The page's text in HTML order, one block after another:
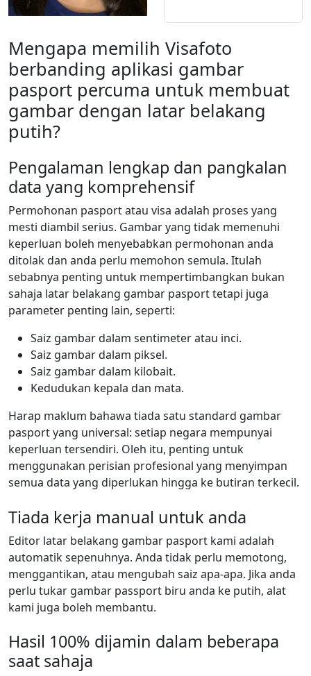
Mengapa memilih Visafoto
berbanding aplikasi gambar
pasport percuma untuk membuat
gambar dengan latar belakang
putih?
Pengalaman lengkap dan pangkalan
data yang komprehensif
Permohonan pasport atau visa adalah proses yang
mesti diambil serius. Gambar yang tidak memenuhi
keperluan boleh menyebabkan permohonan anda
ditolak dan anda perlu memohon semula. Itulah
sebabnya penting untuk mempertimbangkan bukan
sahaja latar belakang gambar pasport tetapi juga
parameter penting lain, seperti:
Saiz gambar dalam sentimeter atau inci.
Saiz gambar dalam piksel.
Saiz gambar dalam kilobait.
Kedudukan kepala dan mata.
Harap maklum bahawa tiada satu standard gambar
pasport yang universal: setiap negara mempunyai
keperluan tersendiri. Oleh itu, penting untuk
menggunakan perisian profesional yang menyimpan
semua data yang diperlukan hingga ke butiran terkecil.
Tiada kerja manual untuk anda
Editor latar belakang gambar pasport kami adalah
automatik sepenuhnya. Anda tidak perlu memotong,
menggantikan, atau mengubah saiz apa-apa. Jika anda
perlu tukar gambar passport biru anda ke putih, alat
kami juga boleh membantu.
Hasil 100% dijamin dalam beberapa
saat sahaja